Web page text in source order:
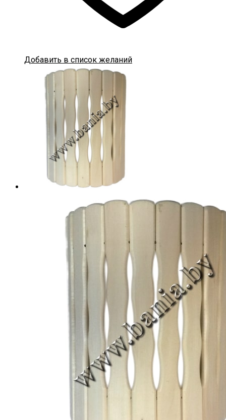
Добавить в список желаний